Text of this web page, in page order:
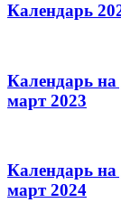
Календарь
Календарь на
март 2023
Календарь на
март 2024